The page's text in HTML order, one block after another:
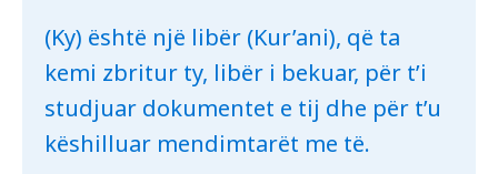
(Ky) është një libër (Kur’ani), që ta
kemi zbritur ty, libër i bekuar, për t’i
studjuar dokumentet e tij dhe për t’u
këshilluar mendimtarët me të.